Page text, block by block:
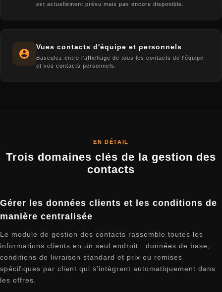
est actuellement prévu mais pas encore disponible.
Vues contacts d'équipe et personnels
Basculez entre l'affichage de tous les contacts de l'équipe
et vos contacts personnels.
EN DÉTAIL
Trois domaines clés de la gestion des
contacts
Gérer les données clients et les conditions de
manière centralisée
Le module de gestion des contacts rassemble toutes les
informations clients en un seul endroit : données de base,
conditions de livraison standard et prix ou remises
spécifiques par client qui s'intègrent automatiquement dans
les offres.